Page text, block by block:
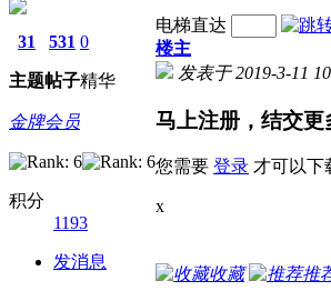
31
主题
531
帖子
0
精华
金牌会员
积分
1193
发消息
电梯直达
楼主
发表于 2019-3-11
马上注册，结交更
您需要 登录 才可以下
x
收藏 推